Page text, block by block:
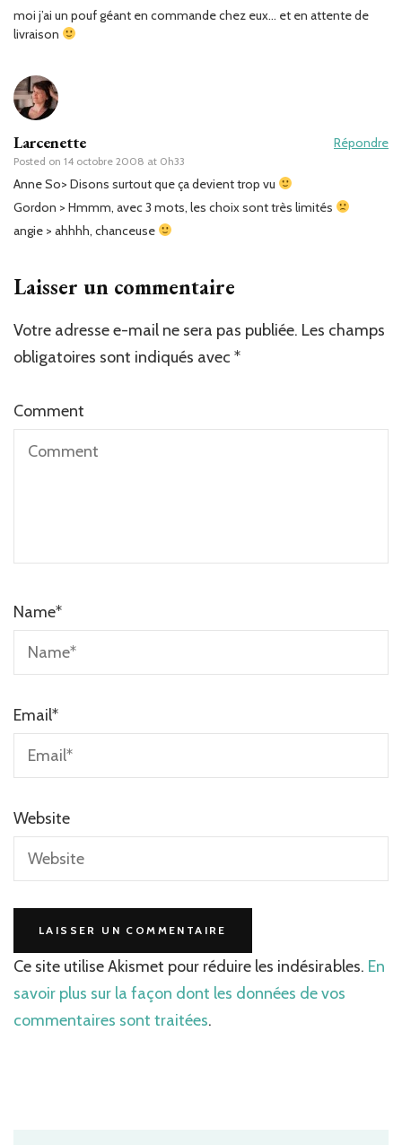
moi j’ai un pouf géant en commande chez eux… et en attente de
livraison
Larcenette
Posted on 14 octobre 2008 at 0h33
Répondre
Anne So> Disons surtout que ça devient trop vu
Gordon > Hmmm, avec 3 mots, les choix sont très limités
angie > ahhhh, chanceuse
Laisser un commentaire
Votre adresse e-mail ne sera pas publiée. Les champs
obligatoires sont indiqués avec *
Comment
Name*
Email*
Website
Ce site utilise Akismet pour réduire les indésirables. En
savoir plus sur la façon dont les données de vos
commentaires sont traitées.